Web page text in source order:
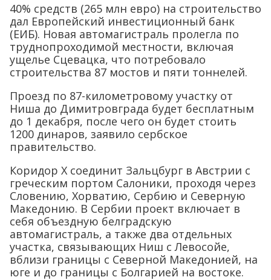
40% средств (265 млн евро) на строительство
дал Европейский инвестиционный банк
(ЕИБ). Новая автомагистраль пролегла по
труднопроходимой местности, включая
ущелье Сцевацка, что потребовало
строительства 87 мостов и пяти тоннелей.
Проезд по 87-километровому участку от
Ниша до Димитровграда будет бесплатным
до 1 декабря, после чего он будет стоить
1200 динаров, заявило сербское
правительство.
Коридор X соединит Зальцбург в Австрии с
греческим портом Салоники, проходя через
Словению, Хорватию, Сербию и Северную
Македонию. В Сербии проект включает в
себя объездную белградскую
автомагистраль, а также два отдельных
участка, связывающих Ниш с Левосойе,
вблизи границы с Северной Македонией, на
юге и до границы с Болгарией на востоке.